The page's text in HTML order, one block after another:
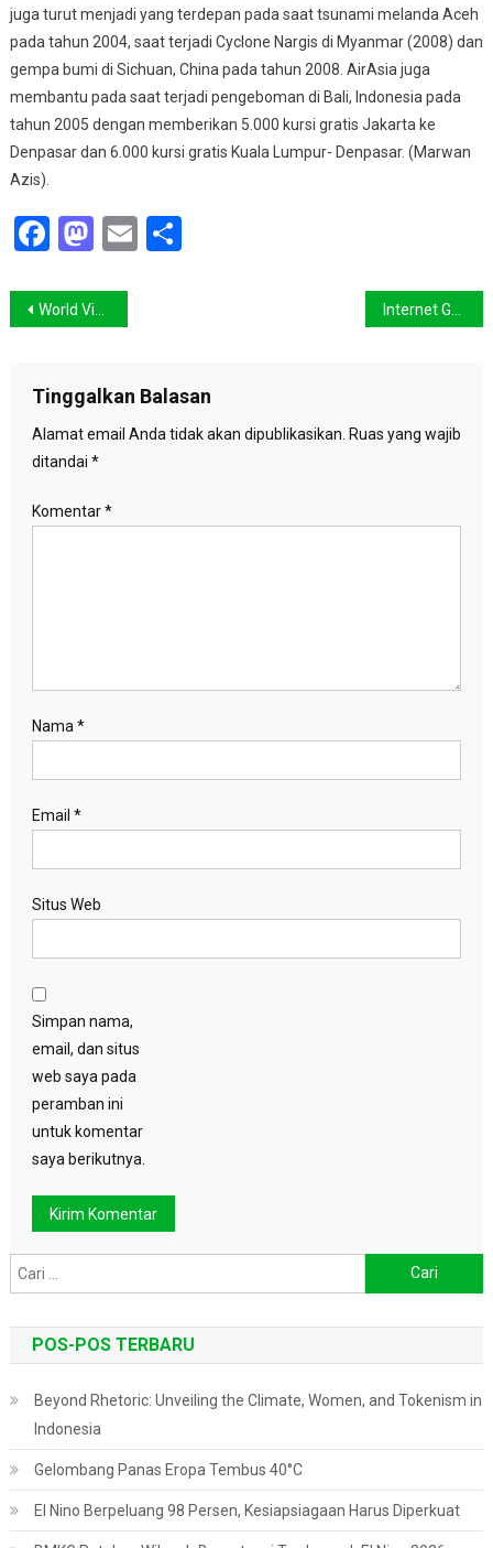
juga turut menjadi yang terdepan pada saat tsunami melanda Aceh
pada tahun 2004, saat terjadi Cyclone Nargis di Myanmar (2008) dan
gempa bumi di Sichuan, China pada tahun 2008. AirAsia juga
membantu pada saat terjadi pengeboman di Bali, Indonesia pada
tahun 2005 dengan memberikan 5.000 kursi gratis Jakarta ke
Denpasar dan 6.000 kursi gratis Kuala Lumpur- Denpasar. (Marwan
Azis).
Facebook
Mastodon
EmailShare
Navigasi
World Vision Indonesia Siapkan Rp 2,6 Miliar
Tinggalkan Balasan
Alamat email Anda tidak akan dipublikasikan. Ruas yang wajib
ditandai *
Komentar*
Nama *
Email *
Situs Web
Simpan nama,
email, dan situs
web saya pada
peramban ini
untuk komentar
saya berikutnya.
untuk:
POS-POS TERBARU
Beyond Rhetoric: Unveiling the Climate, Women, and Tokenism in
Indonesia
Gelombang Panas Eropa Tembus 40°C
El Nino Berpeluang 98 Persen, Kesiapsiagaan Harus Diperkuat